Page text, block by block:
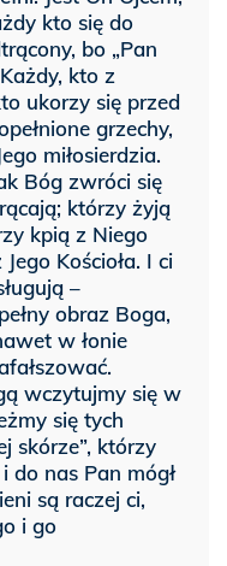
kto się do
bo „Pan
kto z
ukorzy się przed
grzechy,
miłosierdzia.
Bóg zwróci się
którzy żyją
kpią z Niego
Kościoła. I ci
–
obraz Boga,
w łonie
wczytujmy się w
się tych
skórze”, którzy
do nas Pan mógł
są raczej ci,
i go